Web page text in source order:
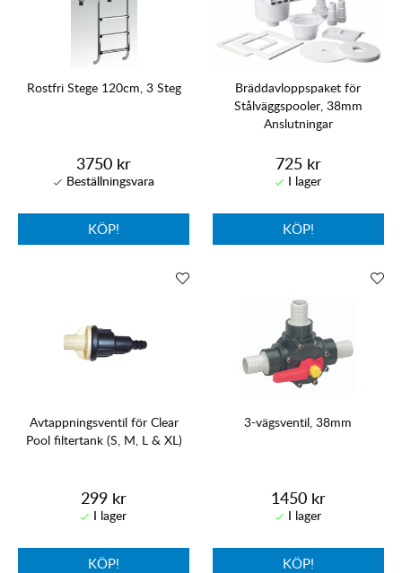
Rostfri Stege 120cm, 3 Steg
3750 kr
KÖP!
Bräddavloppspaket för
Stålväggspooler, 38mm
Anslutningar
725 kr
KÖP!
Avtappningsventil för Clear
Pool filtertank (S, M, L & XL)
299 kr
KÖP!
3-vägsventil, 38mm
1450 kr
KÖP!